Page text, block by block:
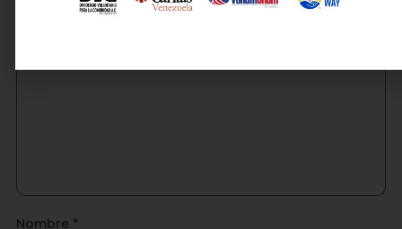
Nombre *